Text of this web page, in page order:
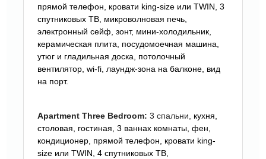
прямой телефон, кровати king-size или TWIN, 3
спутниковых ТВ, микроволновая печь,
электронный сейф, зонт, мини-холодильник,
керамическая плита, посудомоечная машина,
утюг и гладильная доска, потолочный
вентилятор, wi-fi, лаундж-зона на балконе, вид
на порт.
Apartment Three Bedroom: 3 спальни, кухня,
столовая, гостиная, 3 ваннах комнаты, фен,
кондиционер, прямой телефон, кровати king-
size или TWIN, 4 спутниковых ТВ,